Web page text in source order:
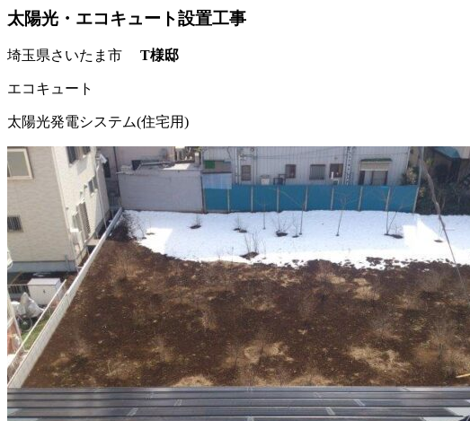
太陽光・エコキュート設置工事
埼玉県さいたま市 T様邸
エコキュート
太陽光発電システム(住宅用)